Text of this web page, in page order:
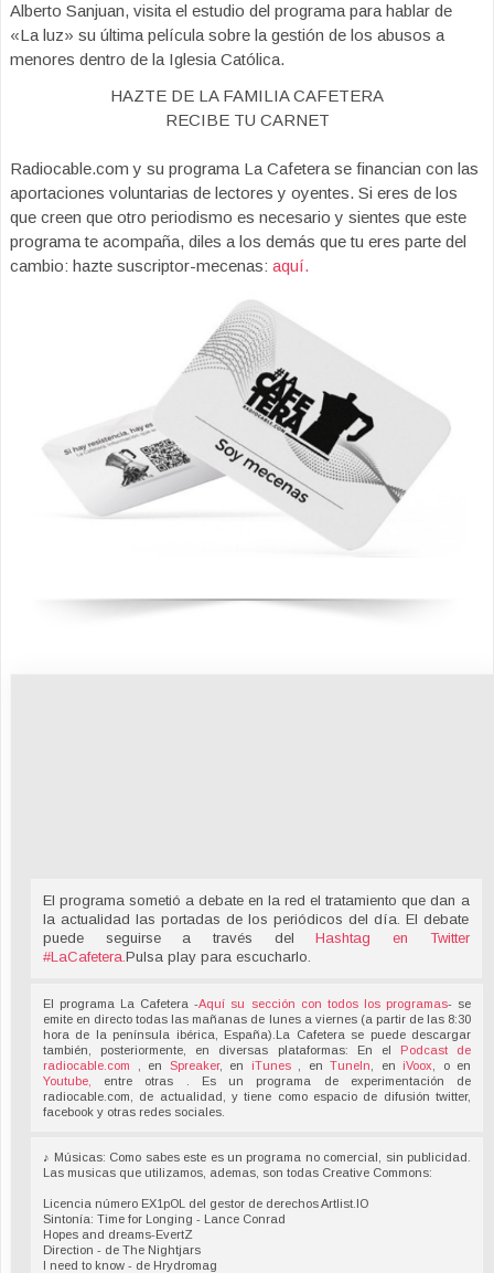
Alberto Sanjuan, visita el estudio del programa para hablar de
«La luz» su última película sobre la gestión de los abusos a
menores dentro de la Iglesia Católica.
HAZTE DE LA FAMILIA CAFETERA
RECIBE TU CARNET
Radiocable.com y su programa La Cafetera se financian con las
aportaciones voluntarias de lectores y oyentes. Si eres de los
que creen que otro periodismo es necesario y sientes que este
programa te acompaña, diles a los demás que tu eres parte del
cambio: hazte suscriptor-mecenas: aquí.
El programa sometió a debate en la red el tratamiento que dan a
la actualidad las portadas de los periódicos del día. El debate
puede seguirse a través delHashtag en Twitter
#LaCafetera Pulsa play para escucharlo.
El programa La Cafetera -Aquí su sección con todos los programas- se
emite en directo todas las mañanas de lunes a viernes (a partir de las 8:30
hora de la península ibérica, España).La Cafetera se puede descargar
también, posteriormente, en diversas plataformas: En el Podcast de
radiocable.com
, en Spreaker, en iTunes , enTuneIn , en iVoox , o en
Youtube,
entre otras . Es un programa de experimentación de
radiocable.com, de actualidad, y tiene como espacio de difusión twitter,
facebook y otras redes sociales.
♪ Músicas: Como sabes este es un programa no comercial, sin publicidad.
Las musicas que utilizamos, ademas, son todas Creative Commons:
Licencia número EX1pOL del gestor de derechos Artlist.IO
Sintonía: Time for Longing - Lance Conrad
Hopes and dreams-EvertZ
Direction - de The Nightjars
I need to know - de Hrydromag